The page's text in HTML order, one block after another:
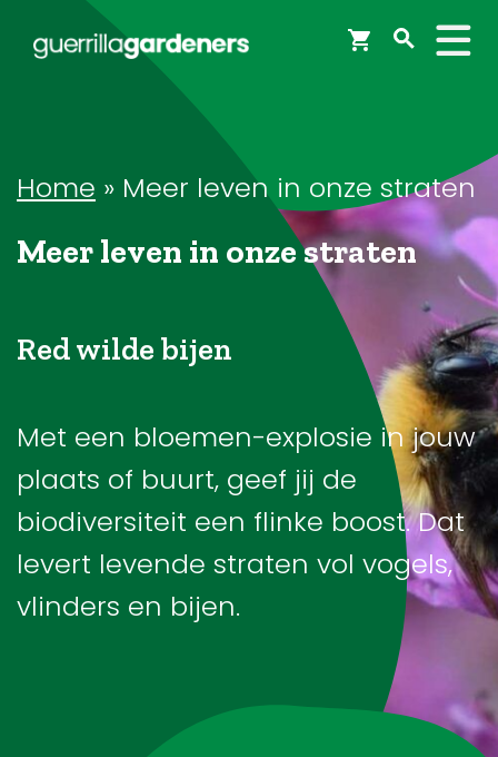
Webshop
Workshops
Tips & Inspiratie
Op de kaart
Brigades
Blog
Contact
Home » Meer leven in onze straten
Meer leven in onze straten
Red wilde bijen
Met een bloemen-explosie in jouw
plaats of buurt, geef jij de
biodiversiteit een flinke boost. Dat
levert levende straten vol vogels,
vlinders en bijen.